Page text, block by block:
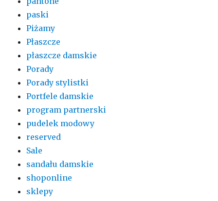
paski
Piżamy
Płaszcze
płaszcze damskie
Porady
Porady stylistki
Portfele damskie
program partnerski
pudelek modowy
reserved
Sale
sandału damskie
shoponline
sklepy